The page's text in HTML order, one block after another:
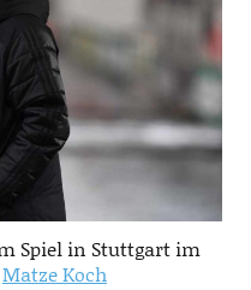
Spiel in Stuttgart im
Matze Koch